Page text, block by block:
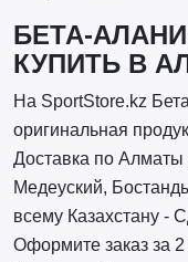
БЕТА-
КУПИТЬ В
На SportStore.kz
оригинальная
Доставка по Алматы
Медеуский,
всему Казахстану -
Оформите заказ за